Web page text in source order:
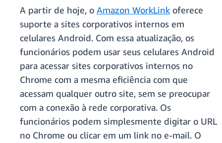
A partir de hoje, o Amazon WorkLink oferece
suporte a sites corporativos internos em
celulares Android. Com essa atualização, os
funcionários podem usar seus celulares Android
para acessar sites corporativos internos no
Chrome com a mesma eficiência com que
acessam qualquer outro site, sem se preocupar
com a conexão à rede corporativa. Os
funcionários podem simplesmente digitar o URL
no Chrome ou clicar em um link no e-mail. O